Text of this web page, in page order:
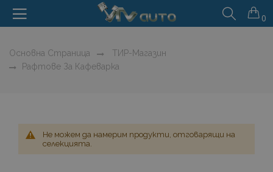
0
Основна Страница
ТИР-Магазин
Рафтове За Кафеварка
Не можем да намерим продукти, отговарящи на
селекцията.